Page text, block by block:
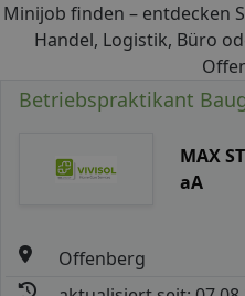
Minijob finden – entdecken
Handel, Logistik, Büro
Betriebspraktikant
MAX
aA
Offenberg